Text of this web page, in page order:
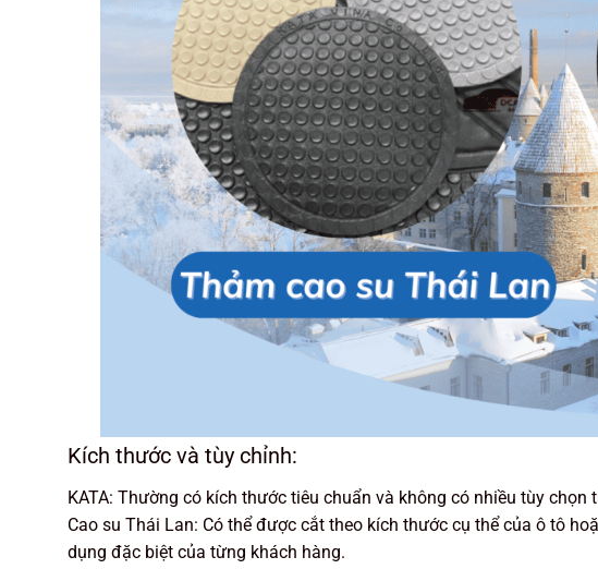
Kích thước và tùy chỉnh:
KATA: Thường có kích thước tiêu chuẩn và không có nhiều tùy chọn
Cao su Thái Lan: Có thể được cắt theo kích thước cụ thể của ô tô
dụng đặc biệt của từng khách hàng.